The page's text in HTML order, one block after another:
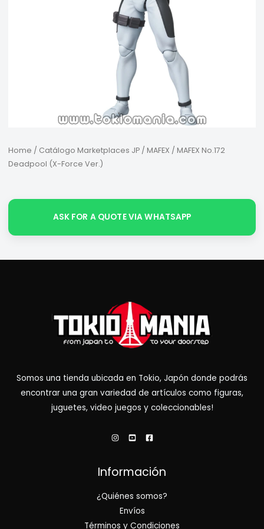
Home / Catálogo Marketplaces JP/ MAFEX / MAFEX No.172
Deadpool (X-Force Ver.)
ASK FOR A QUOTE VIA WHATSAPP
Somos una tienda ubicada en Tokio, Japón donde podrás
encontrar una gran variedad de artículos como figuras,
juguetes, video juegos y coleccionables!
Información
¿Quiénes somos?
Envíos
Términos y Condiciones